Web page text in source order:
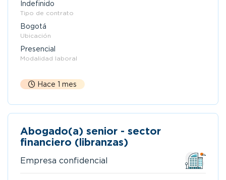
Indefinido
Tipo de contrato
Bogotá
Ubicación
Presencial
Modalidad laboral
Hace 1 mes
Abogado(a) senior - sector
financiero (libranzas)
Empresa confidencial